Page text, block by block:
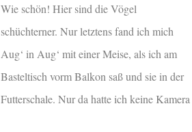
Wie schön! Hier sind die Vögel
schüchterner. Nur letztens fand ich mich
Aug‘ in Aug‘ mit einer Meise, als ich am
Basteltisch vorm Balkon saß und sie in der
Futterschale. Nur da hatte ich keine Kamera